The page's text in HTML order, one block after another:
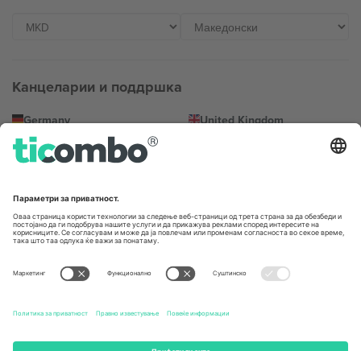
Канцеларии и поддршка
Germany
Unter den Linden 24, 10117
Berlin, Germany
United Kingdom
167 City Road, London, Greater
United States
131 Continental Dr, Suite 305,
Newark, Delaware 19713, United
Switzerland
Dorfstrasse 52a, 6390
Totleben 53-55, 1606 Sofia,
Building A1, Office 302, Dubai,